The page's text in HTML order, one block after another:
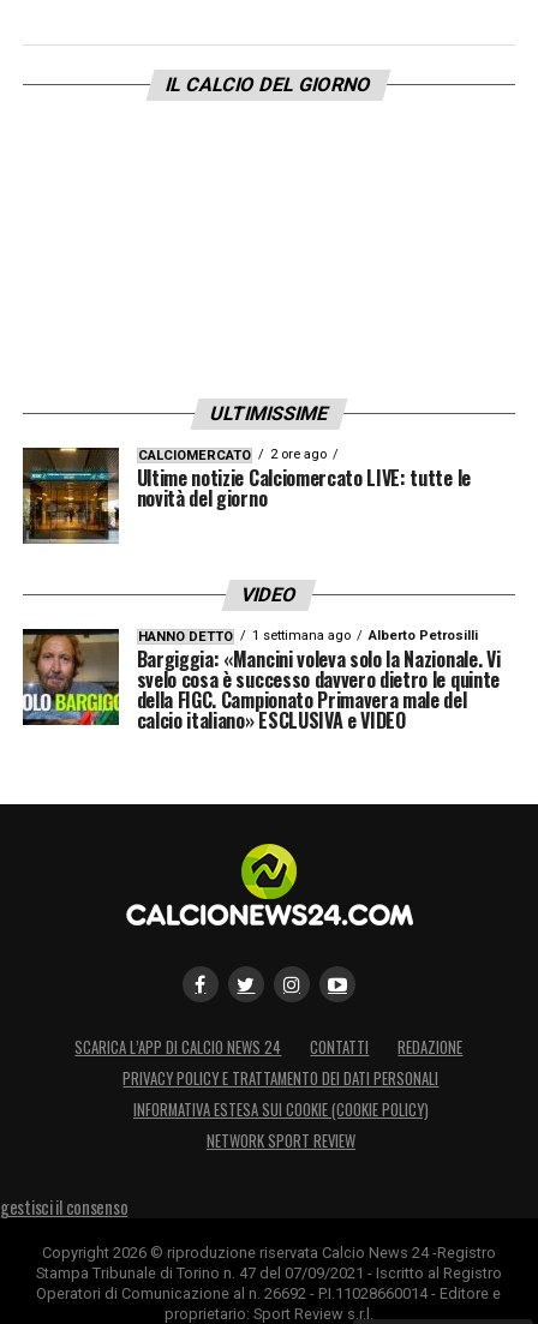
IL CALCIO DEL GIORNO
ULTIMISSIME
CALCIOMERCATO 2 ore ago
Ultime notizie Calciomercato LIVE: tutte le
novità del giorno
VIDEO
HANNO DETTO 1 settimana ago Alberto Petrosilli
Bargiggia: «Mancini voleva solo la Nazionale. Vi
svelo cosa è successo davvero dietro le quinte
della FIGC. Campionato Primavera male del
calcio italiano» ESCLUSIVA e VIDEO
SCARICA L’APP DI CALCIO NEWS 24 CONTATTI
REDAZIONE
PRIVACY POLICY E TRATTAMENTO DEI DATI PERSONALI
INFORMATIVA ESTESA SUI COOKIE (COOKIE POLICY)
NETWORK SPORT REVIEW
gestisci il consenso
Copyright 2026 © riproduzione riservata Calcio News 24 -Registro
Stampa Tribunale di Torino n. 47 del 07/09/2021 - Iscritto al Registro
Operatori di Comunicazione al n. 26692 - P.I.11028660014 - Editore e
proprietario: Sport Review s.r.l.